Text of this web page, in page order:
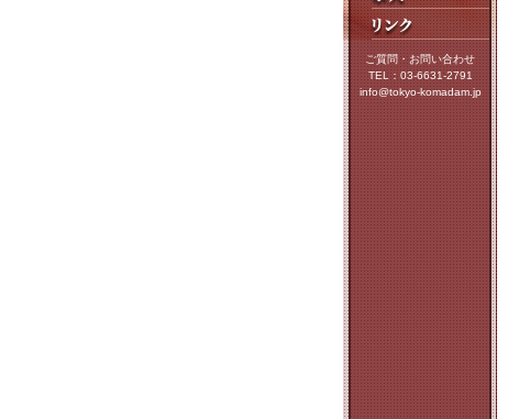
ご質問・お問い合わせ
TEL：03-6631-2791
info@tokyo-komadam.jp